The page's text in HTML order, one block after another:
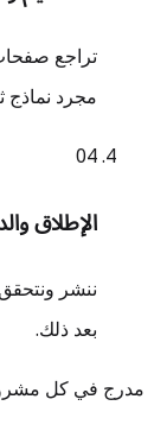
تراجع
مجرد نماذج
04
الإطلاق
ننشر
بعد ذلك.
مدرج في كل